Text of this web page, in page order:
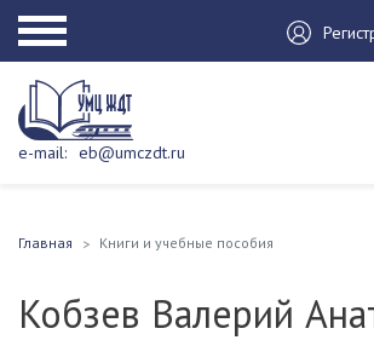
e-mail: eb@umczdt.ru
Главная Книги и учебные пособия
Кобзев Валерий